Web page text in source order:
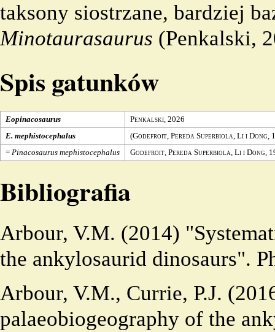
taksony siostrzane, bardziej
Minotaurasaurus (Penkalski,
Spis gatunków
Eopinacosaurus Penkalski 2026
E. mephistocephalus
(Godefroit Pereda Superbiola Li i Dong
= Pinacosaurus mephistocephalus Godefroit Pereda Superbiola Li i Dong
Bibliografia
Arbour, V.M. (2014)
the ankylosaurid dinosaurs".
Arbour, V.M., Currie, P.J.
palaeobiogeography of the